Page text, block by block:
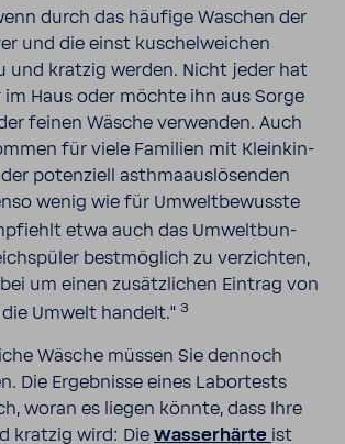
durch das häufige Waschen der
und die einst kuschel­wei­chen
und kratzig werden. Nicht jeder hat
Haus oder möchte ihn aus Sorge
feinen Wäsche verwenden. Auch
für viele Fami­lien mit Klein­kin­
poten­ziell asth­ma­aus­lö­senden
wenig wie für Umwelt­be­wusste
etwa auch das Umwelt­bun­
best­mög­lich zu verzichten,
um einen zusätz­li­chen Eintrag von
Umwelt handelt.“ 3
Wäsche müssen Sie dennoch
Die Ergeb­nisse eines Labor­tests
woran es liegen könnte, dass Ihre
kratzig wird: Die Wasser­härte ist